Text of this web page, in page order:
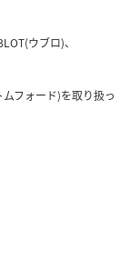
ウブロ)、
ムフォード)を取り扱っ